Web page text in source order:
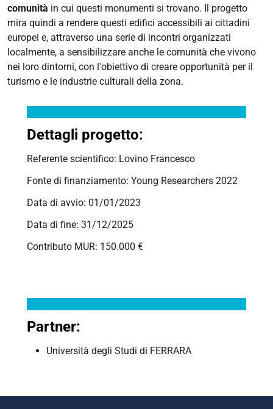
comunità in cui questi monumenti si trovano. Il progetto
mira quindi a rendere questi edifici accessibili ai cittadini
europei e, attraverso una serie di incontri organizzati
localmente, a sensibilizzare anche le comunità che vivono
nei loro dintorni, con l'obiettivo di creare opportunità per il
turismo e le industrie culturali della zona.
Dettagli progetto:
Referente scientifico: Lovino Francesco
Fonte di finanziamento: Young Researchers 2022
Data di avvio: 01/01/2023
Data di fine: 31/12/2025
Contributo MUR: 150.000 €
Partner:
Università degli Studi di FERRARA